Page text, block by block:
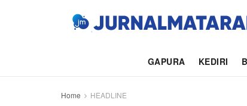
GAPURA KEDIRI
Home HEADLINE